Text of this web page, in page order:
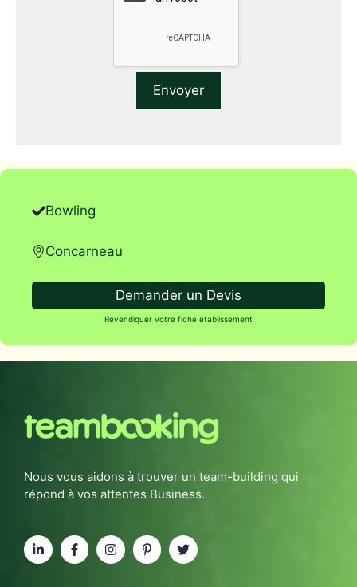
Bowling
Concarneau
Demander un Devis
Revendiquer votre fiche établissement
Nous vous aidons à trouver un team-building qui
répond à vos attentes Business.